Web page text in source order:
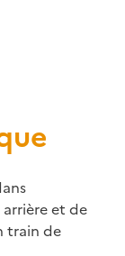
arrière et de
train de